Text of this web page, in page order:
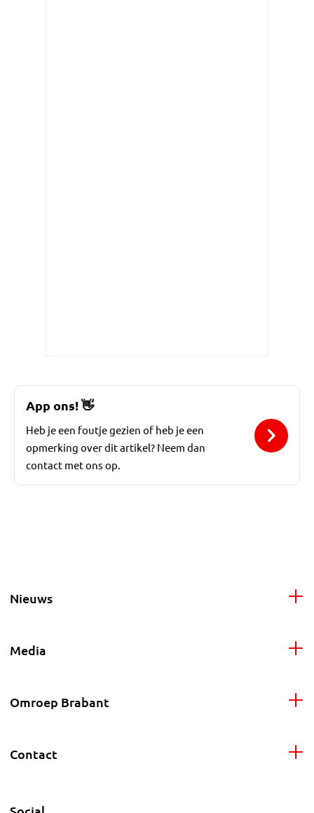
App ons!👋
Heb je een foutje gezien of heb je een
opmerking over dit artikel? Neem dan
contact met ons op.
Nieuws
Media
Omroep Brabant
Contact